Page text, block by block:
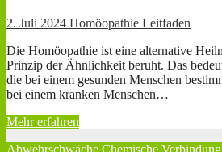
2. Juli 2024 Homöopathie Leitfaden
Die Homöopathie ist eine alternative
Prinzip der Ähnlichkeit beruht. Das
die bei einem gesunden Menschen
bei einem kranken Menschen…
Mehr erfahren